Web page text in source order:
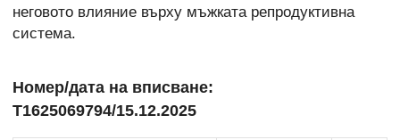
неговото влияние върху мъжката репродуктивна
система.
Номер/дата на вписване:
Т1625069794/15.12.2025